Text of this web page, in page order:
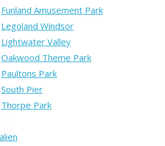
Funland Amusement Park
Legoland Windsor
Lightwater Valley
Oakwood Theme Park
Paultons Park
South Pier
Thorpe Park